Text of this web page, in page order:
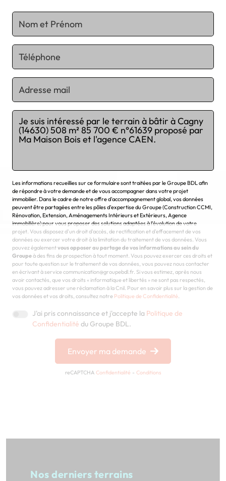
Chargement...
Les informations recueillies sur ce formulaire sont traitées par le Groupe BDL afin
de répondre à votre demande et de vous accompagner dans votre projet
immobilier. Dans le cadre de notre offre d'accompagnement global, vos données
peuvent être partagées entre les pôles d'expertise du Groupe (Construction CCMI,
Rénovation, Extension, Aménagements Intérieurs et Extérieurs, Agence
immobilière) pour vous proposer des solutions adaptées à l'évolution de votre
projet. Vous disposez d'un droit d'accès, de rectification et d'effacement de vos
données ou exercer votre droit à la limitation du traitement de vos données. Vous
pouvez égalementvous opposer au partage de vos informations au sein du
Groupeà des fins de prospection à tout moment. Vous pouvez exercer ces droits et
pour toute question sur le traitement de vos données, vous pouvez nous contacter
en écrivant à service communication@groupebdl.fr. Si vous estimez, après nous
avoir contactés, que vos droits « informatique et libertés » ne sont pas respectés,
vous pouvez adresser une réclamation à la Cnil. Pour en savoir plus sur la gestion de
vos données et vos droits, consultez notre Politique de Confidentialité.
J'ai pris connaissance et j'accepte la Politique de
Confidentialité du Groupe BDL.
Envoyer ma demande
reCAPTCHA Confidentialité - Conditions
Nos derniers terrains